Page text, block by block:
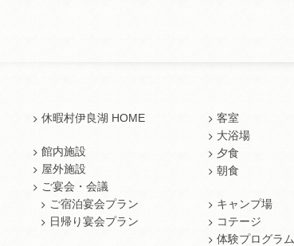
休暇村伊良湖 HOME
館内施設
屋外施設
ご宴会・会議
ご宿泊宴会プラン
日帰り宴会プラン
客室
大浴場
夕食
朝食
キャンプ場
コテージ
体験プログラム